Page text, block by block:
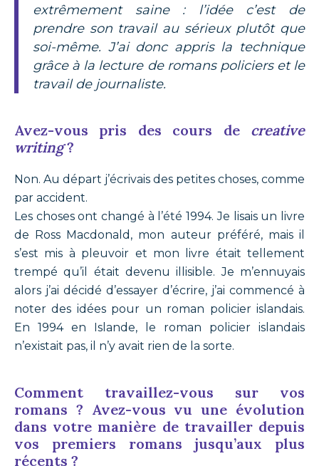
extrêmement saine : l’idée c’est de
prendre son travail au sérieux plutôt que
soi-même. J’ai donc appris la technique
grâce à la lecture de romans policiers et le
travail de journaliste.
Avez-vous pris des cours de creative
writing?
Non. Au départ j’écrivais des petites choses, comme
par accident.
Les choses ont changé à l’été 1994. Je lisais un livre
de Ross Macdonald, mon auteur préféré, mais il
s’est mis à pleuvoir et mon livre était tellement
trempé qu’il était devenu illisible. Je m’ennuyais
alors j’ai décidé d’essayer d’écrire, j’ai commencé à
noter des idées pour un roman policier islandais.
En 1994 en Islande, le roman policier islandais
n’existait pas, il n’y avait rien de la sorte.
Comment travaillez-vous sur vos
romans ? Avez-vous vu une évolution
dans votre manière de travailler depuis
vos premiers romans jusqu’aux plus
récents ?